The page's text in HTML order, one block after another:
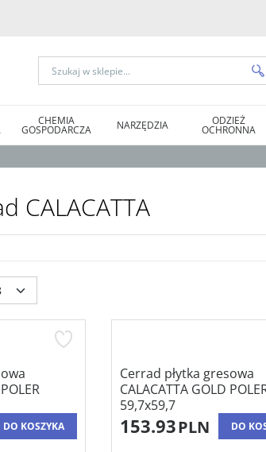
CHEMIA
GOSPODARCZA NARZĘDZIA ODZIEŻ
OCHRONNA
CALACATTA
DO KOSZYKA
Cerrad płytka gresowa
CALACATTA GOLD
59,7x59,7
153.93PLN DO